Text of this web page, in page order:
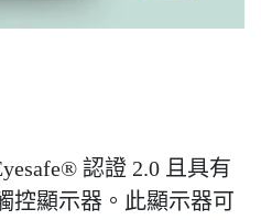
認證 2.0 且具有
控顯示器。此顯示器可